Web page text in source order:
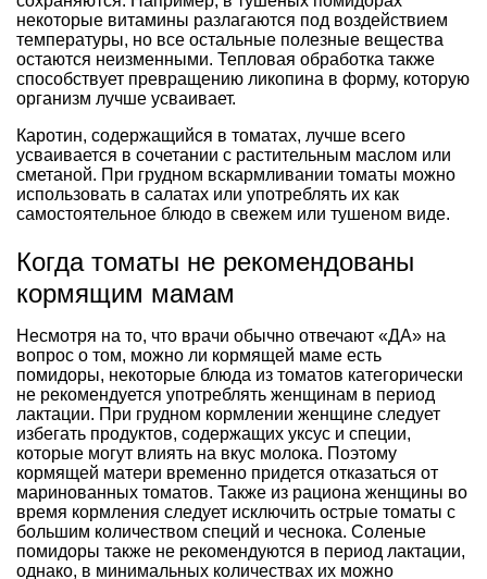
некоторые витамины разлагаются под воздействием
температуры, но все остальные полезные вещества
остаются неизменными. Тепловая обработка также
способствует превращению ликопина в форму, которую
организм лучше усваивает.
Каротин, содержащийся в томатах, лучше всего
усваивается в сочетании с растительным маслом или
сметаной. При грудном вскармливании томаты можно
использовать в салатах или употреблять их как
самостоятельное блюдо в свежем или тушеном виде.
Когда томаты не рекомендованы
кормящим мамам
Несмотря на то, что врачи обычно отвечают «ДА» на
вопрос о том, можно ли кормящей маме есть
помидоры, некоторые блюда из томатов категорически
не рекомендуется употреблять женщинам в период
лактации. При грудном кормлении женщине следует
избегать продуктов, содержащих уксус и специи,
которые могут влиять на вкус молока. Поэтому
кормящей матери временно придется отказаться от
маринованных томатов. Также из рациона женщины во
время кормления следует исключить острые томаты с
большим количеством специй и чеснока. Соленые
помидоры также не рекомендуются в период лактации,
однако, в минимальных количествах их можно